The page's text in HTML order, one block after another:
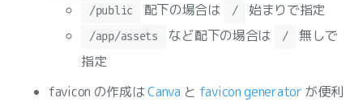
/public 配下の場合は / 始まりで指定
/app/assets など配下の場合は /
無しで
指定
favicon の作成はCanva と favicon generator が便利